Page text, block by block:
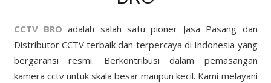
CCTV BRO adalah salah satu pioner Jasa Pasang dan
Distributor CCTV terbaik dan terpercaya di Indonesia yang
bergaransi resmi. Berkontribusi dalam pemasangan
kamera cctv untuk skala besar maupun kecil. Kami melayani